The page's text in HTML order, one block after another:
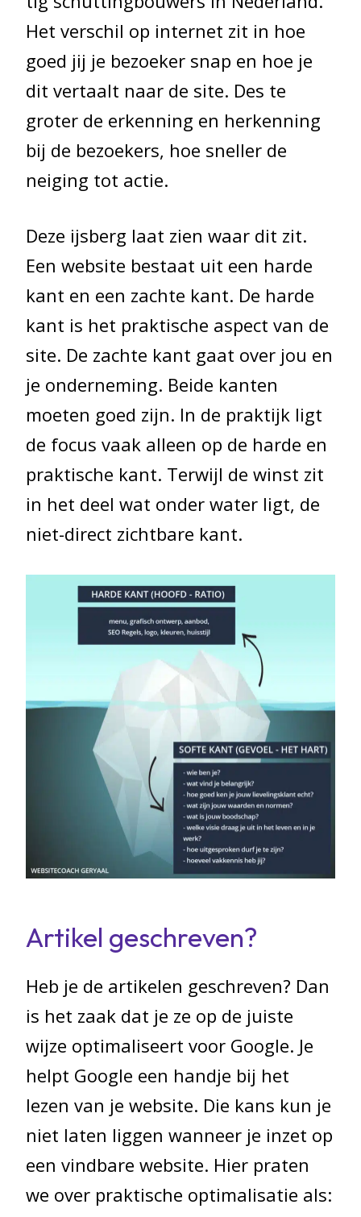
Het verschil op internet zit in hoe
goed jij je bezoeker snap en hoe je
dit vertaalt naar de site. Des te
groter de erkenning en herkenning
bij de bezoekers, hoe sneller de
neiging tot actie.
Deze ijsberg laat zien waar dit zit.
Een website bestaat uit een harde
kant en een zachte kant. De harde
kant is het praktische aspect van de
site. De zachte kant gaat over jou en
je onderneming. Beide kanten
moeten goed zijn. In de praktijk ligt
de focus vaak alleen op de harde en
praktische kant. Terwijl de winst zit
in het deel wat onder water ligt, de
niet-direct zichtbare kant.
Artikel geschreven?
Heb je de artikelen geschreven? Dan
is het zaak dat je ze op de juiste
wijze optimaliseert voor Google. Je
helpt Google een handje bij het
lezen van je website. Die kans kun je
niet laten liggen wanneer je inzet op
een vindbare website. Hier praten
we over praktische optimalisatie als: